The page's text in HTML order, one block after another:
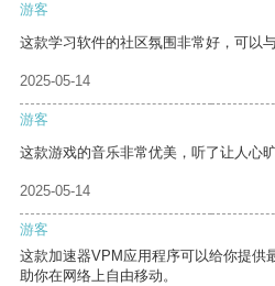
游客
这款学习软件的社区氛围非常好，可以
2025-05-14
游客
这款游戏的音乐非常优美，听了让人心旷
2025-05-14
游客
这款加速器VPM应用程序可以给你提供
助你在网络上自由移动。